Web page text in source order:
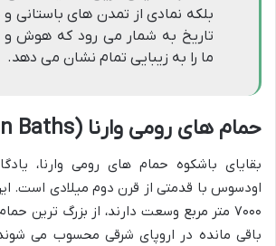
بلکه نمادی از تمدن های باستانی
تاریخ به شمار می رود که هوش و
ما را به زیبایی تمام نشان می دهد.
حمام های رومی وارنا (Roman Baths)
بقایای باشکوه حمام های رومی وارنا،
اودسوس با قدمتی از قرن دوم میلادی است.
۷۰۰۰ متر مربع وسعت دارند، از بزرگ ترین
باقی مانده در اروپای شرقی محسوب می